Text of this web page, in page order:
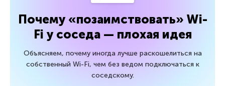
Почему «позаимствовать» Wi-
Fi у соседа — плохая идея
Объясняем, почему иногда лучше раскошелиться на
собственный Wi-Fi, чем без ведом подключаться к
соседскому.